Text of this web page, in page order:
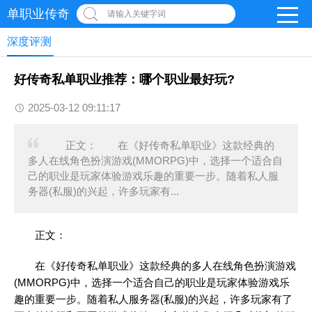
单职业传奇 请输入关键字词
深度评测
好传奇私单职业推荐：哪个职业最好玩?
2025-03-12 09:11:17
正文： 在《好传奇私单职业》这款经典的
多人在线角色扮演游戏(MMORPG)中，选择一个适合自
己的职业是玩家体验游戏乐趣的重要一步。随着私人服
务器(私服)的兴起，许多玩家有...
正文：
在《好传奇私单职业》这款经典的多人在线角色扮演游戏
(MMORPG)中，选择一个适合自己的职业是玩家体验游戏乐
趣的重要一步。随着私人服务器(私服)的兴起，许多玩家有了